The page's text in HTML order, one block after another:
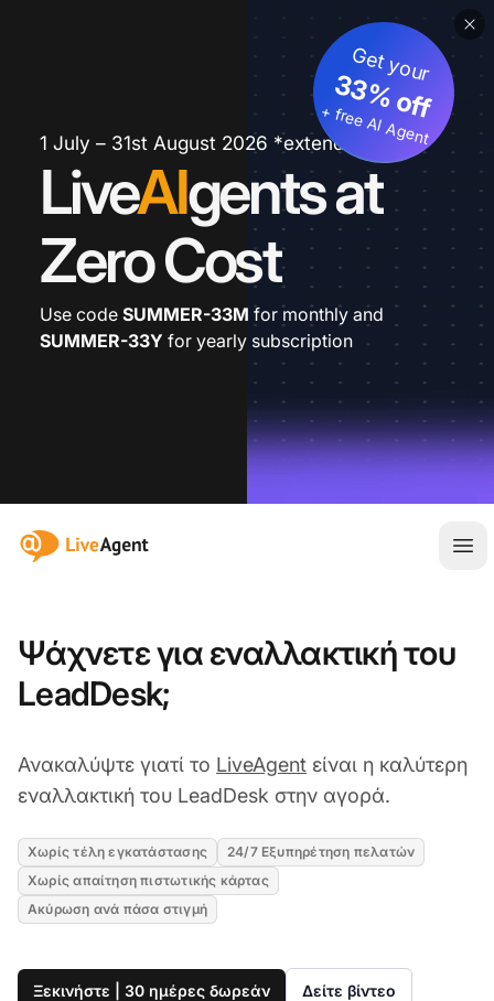
1 July – 31st August 2026 *extended
LiveAIgents at
Zero Cost
Get your
33% off
+ free AI Agent
Use code SUMMER-33M for monthly and
SUMMER-33Y for yearly subscription
:site.title
Ψάχνετε για εναλλακτική του
LeadDesk;
Ανακαλύψτε γιατί το LiveAgent είναι η καλύτερη
εναλλακτική του LeadDesk στην αγορά.
Χωρίς τέλη εγκατάστασης
24/7 Εξυπηρέτηση πελατών
Χωρίς απαίτηση πιστωτικής κάρτας
Ακύρωση ανά πάσα στιγμή
Ξεκινήστε | 30 ημέρες δωρεάν Δείτε βίντεο